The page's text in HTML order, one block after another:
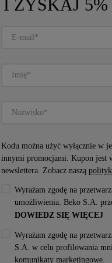
HT58 T
I ZYSKAJ
Kodu można użyć wyłącznie w
innymi promocjami. Kupon jest
newslettera. Zobacz naszą
Wyrażam zgodę na
umożliwienia. Beko S.A.
DOWIEDZ SIĘ WIĘCEJ
Wyrażam zgodę na
S.A. w celu profilowania
komunikaty marketingowe.